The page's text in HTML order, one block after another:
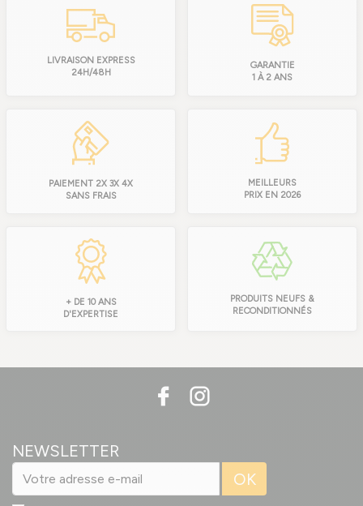
LIVRAISON EXPRESS
24H/48H
GARANTIE
1 À 2 ANS
PAIEMENT 2X 3X 4X
SANS FRAIS
MEILLEURS
PRIX EN 2026
+ DE 10 ANS
D'EXPERTISE
PRODUITS NEUFS &
RECONDITIONNÉS
NEWSLETTER
OK